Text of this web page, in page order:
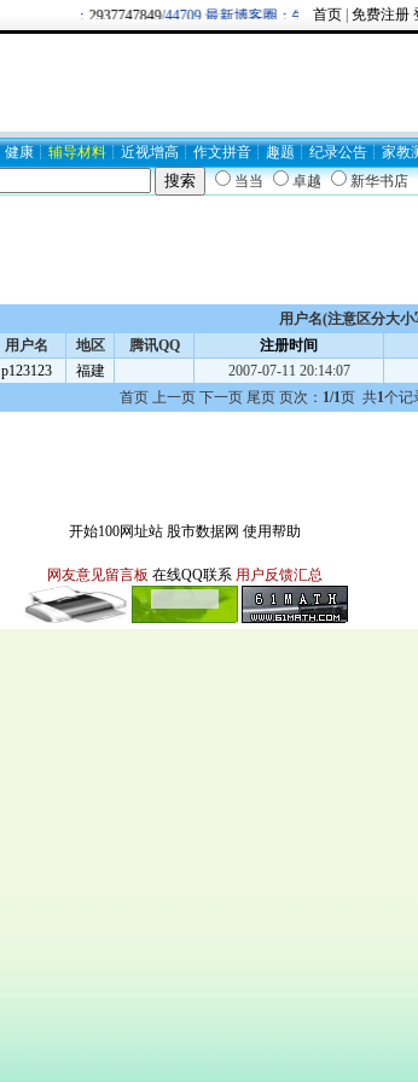
2937747849/44709 最新博客圈：牛逼/BLOG19403
首页 免费注册
健康 ┊ 辅导材料 ┊ 近视增高 ┊ 作文拼音 ┊ 趣题 ┊ 纪录公告 ┊ 家教
当当 卓越 新华书店
用户名(注意区分大小
用户名 地区 腾讯QQ 注册时间
p123123 福建 2007-07-11 20:14:07
首页 上一页 下一页 尾页 页次： 1/1页 共1个记
开始100网址站 股市数据网 使用帮助
网友意见留言板 在线QQ联系 用户反馈汇总